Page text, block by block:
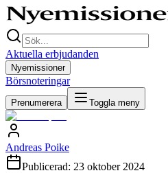
Aktuella erbjudanden
Nyemissioner
Börsnoteringar
Prenumerera Toggla meny
Andreas Poike
Publicerad: 23 oktober 2024